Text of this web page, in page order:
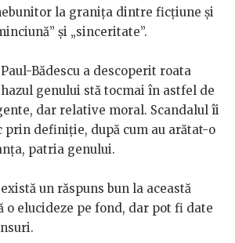
la granița dintre ficțiune și
și „sinceritate”.
Bădescu a descoperit roata
genului stă tocmai în astfel de
dar relative moral. Scandalul îi
prin definiție, după cum au arătat-o
patria genului.
un răspuns bun la această
o elucideze pe fond, dar pot fi date